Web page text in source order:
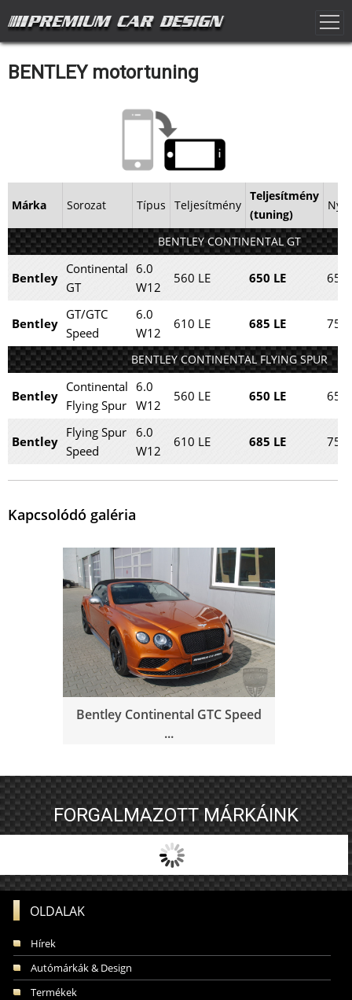
BENTLEY motortuning
Márka Sorozat Típus Teljesítmény
Teljesítmény
(tuning)
BENTLEY CONTINENTAL GT
Bentley
Continental
GT
6.0
W12
560 LE 650 LE 650
Bentley
GT/GTC
Speed
6.0
W12
610 LE 685 LE 750
BENTLEY CONTINENTAL FLYING SPUR
Bentley
Continental
Flying Spur
6.0
W12
560 LE 650 LE 650
Bentley
Flying Spur
Speed
6.0
W12
610 LE 685 LE 750
Kapcsolódó galéria
Bentley Continental GTC Speed
...
FORGALMAZOTT MÁRKÁINK
OLDALAK
Hírek
Autómárkák & Design
Termékek